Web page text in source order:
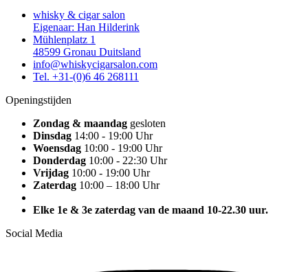
whisky & cigar salon
Eigenaar: Han Hilderink
Mühlenplatz 1
48599 Gronau Duitsland
info@whiskycigarsalon.com
Tel. +31-(0)6 46 268111
Openingstijden
Zondag & maandag gesloten
Dinsdag 14:00 - 19:00 Uhr
Woensdag 10:00 - 19:00 Uhr
Donderdag 10:00 - 22:30 Uhr
Vrijdag 10:00 - 19:00 Uhr
Zaterdag 10:00 – 18:00 Uhr
Elke 1e & 3e zaterdag van de maand 10-22.30 uur.
Social Media